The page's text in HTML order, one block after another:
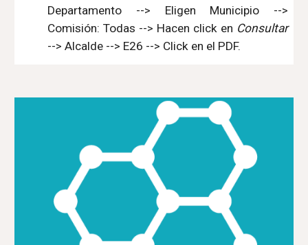
Departamento --> Eligen Municipio -->
Comisión: Todas --> Hacen click en Consultar
--> Alcalde --> E26 --> Click en el PDF.